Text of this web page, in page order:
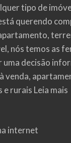
tipo de
querendo
nós temos as
uma decisão
venda,
e rurais Leia mais
internet